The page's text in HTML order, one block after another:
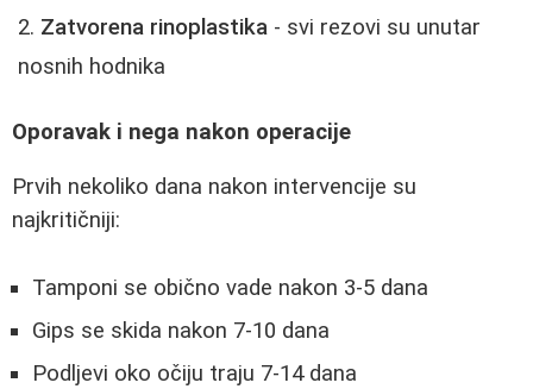
Zatvorena rinoplastika - svi rezovi su unutar
nosnih hodnika
Oporavak i nega nakon operacije
Prvih nekoliko dana nakon intervencije su
najkritičniji:
Tamponi se obično vade nakon 3-5 dana
Gips se skida nakon 7-10 dana
Podljevi oko očiju traju 7-14 dana